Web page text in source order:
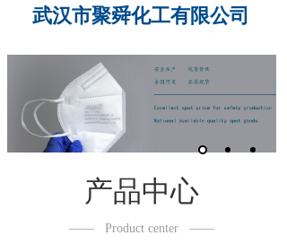
武汉市聚舜化工有限公司
产品中心
—— Product center ——